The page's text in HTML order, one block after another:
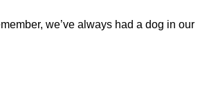
we’ve always had a dog in our